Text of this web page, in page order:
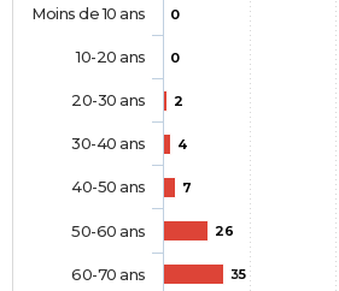
0
0
2
4
7
26
35
Moins de 10 ans
10-20 ans
20-30 ans
30-40 ans
40-50 ans
50-60 ans
60-70 ans